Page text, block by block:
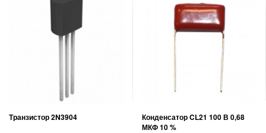
Транзистор 2N3904
Конденсатор CL21 100 В 0,68
МКФ 10 %